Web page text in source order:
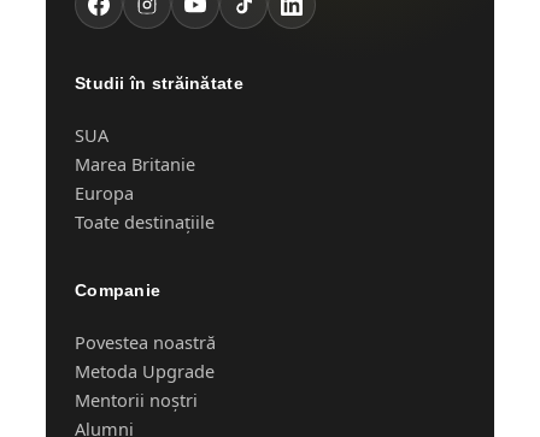
Studii în străinătate
SUA
Marea Britanie
Europa
Toate destinațiile
Companie
Povestea noastră
Metoda Upgrade
Mentorii noștri
Alumni